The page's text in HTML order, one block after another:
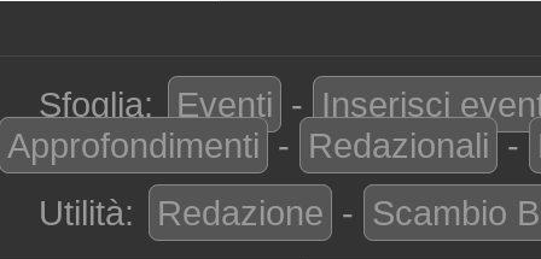
Sfoglia: Eventi - Inserisci
Approfondimenti - Redazionali -
Utilità:
Redazione - Scambio